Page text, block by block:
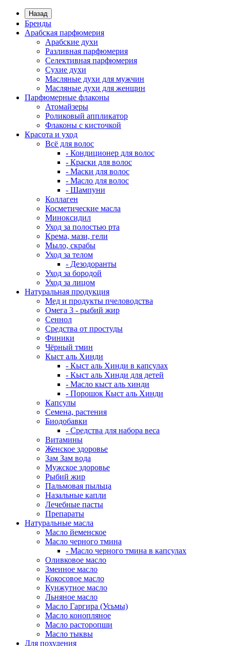
Назад
Бренды
Арабская парфюмерия
Арабские духи
Разливная парфюмерия
Селективная парфюмерия
Сухие духи
Масляные духи для мужчин
Масляные духи для женщин
Парфюмерные флаконы
Атомайзеры
Роликовый аппликатор
Флаконы с кисточкой
Красота и уход
Всё для волос
- Кондиционер для волос
- Краски для волос
- Маски для волос
- Масло для волос
- Шампуни
Коллаген
Косметические масла
Миноксидил
Уход за полостью рта
Крема, мази, гели
Мыло, скрабы
Уход за телом
- Дезодоранты
Уход за бородой
Уход за лицом
Натуральная продукция
Мед и продукты пчеловодства
Омега 3 - рыбий жир
Сеннол
Средства от простуды
Финики
Чёрный тмин
Кыст аль Хинди
- Кыст аль Хинди в капсулах
- Кыст аль Хинди для детей
- Масло кыст аль хинди
- Порошок Кыст аль Хинди
Капсулы
Семена, растения
Биодобавки
- Средства для набора веса
Витамины
Женское здоровье
Зам Зам вода
Мужское здоровье
Рыбий жир
Пальмовая пыльца
Назальные капли
Лечебные пасты
Препараты
Натуральные масла
Масло йеменское
Масло черного тмина
- Масло черного тмина в капсулах
Оливковое масло
Змеиное масло
Кокосовое масло
Кунжутное масло
Льняное масло
Масло Гаргира (Усьмы)
Масло конопляное
Масло расторопши
Масло тыквы
Для похудения